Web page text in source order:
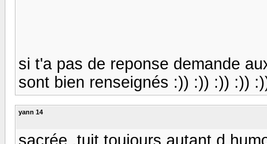
si t'a pas de reponse demande
sont bien renseignés :)) :)) :)) :))
yann 14
sacrée .tuit toujours autant d